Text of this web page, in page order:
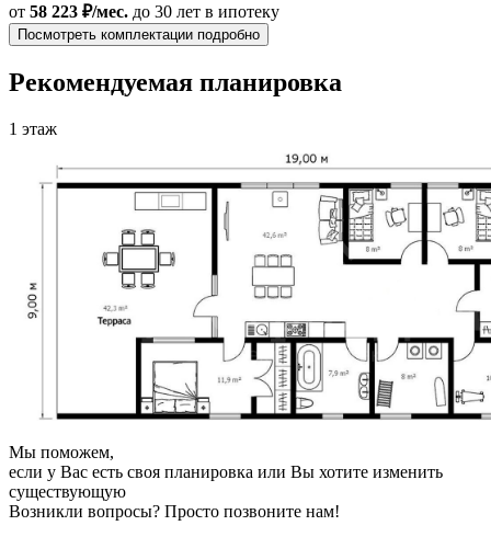
от 58 223 ₽/мес. до 30 лет в ипотеку
Посмотреть комплектации подробно
Рекомендуемая планировка
1 этаж
Мы поможем,
если у Вас есть своя планировка или Вы хотите изменить
существующую
Возникли вопросы? Просто позвоните нам!